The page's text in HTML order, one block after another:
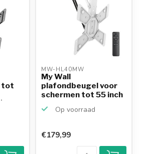
tot
MW-HL40MW
My Wall
plafondbeugel voor
schermen tot 55 inch
Op voorraad
€179,99